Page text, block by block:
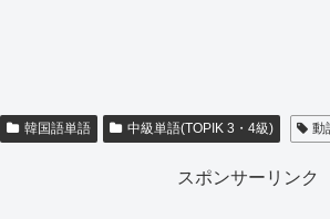
韓国語単語 中級単語(TOPIK 3・4級) 動
スポンサーリンク